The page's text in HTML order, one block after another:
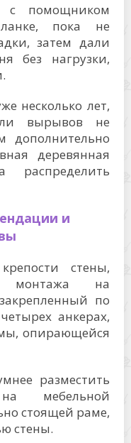
помощником
пока не
затем дали
без нагрузки,
несколько лет,
вырывов не
дополнительно
деревянная
распределить
и
стены,
монтажа на
по
анкерах,
опирающейся
разместить
мебельной
стоящей раме,
стены.